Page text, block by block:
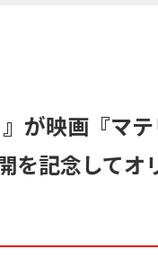
が映画『マ
を記念してオ